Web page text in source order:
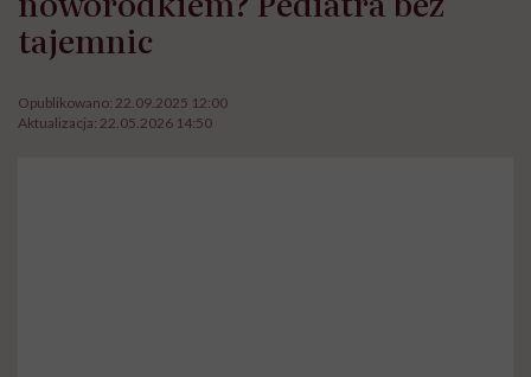
tajemnic
Opublikowano: 22.09.2025 12:00
Aktualizacja: 22.05.2026 14:50